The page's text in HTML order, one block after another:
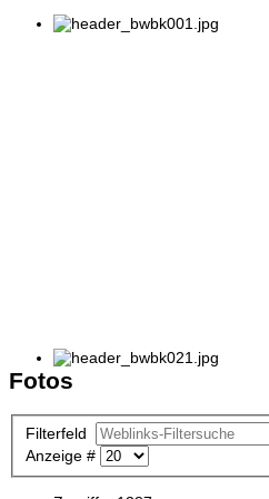
Fotos
Filterfeld
Anzeige #